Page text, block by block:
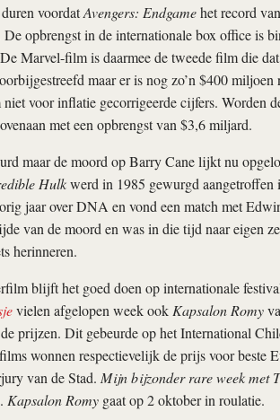
voordatAvengers: Endgamehet record
De opbrengst in de internationale box office is
Marvel-film is daarmee de tweede film die
maar er is nog zo’n $400
niet voor inflatie gecorrigeerde cijfers. Worden
met een opbrengst van $3,6 miljard.
maar de moord op Barry Cane lijkt nu
Hulkwerd in 1985 gewurgd aangetroffen
jaar over DNA en vond een match met
van de moord en was in die tijd naar eigen
herinneren.
blijft het goed doen op internationale
vielen afgelopen week ook Kapsalon Romy
prijzen. Dit gebeurde op het International
wonnen respectievelijk de prijs voor beste
van de Stad. Mijn bijzonder rare week met
Kapsalon Romygaat op 2 oktober in roulatie.